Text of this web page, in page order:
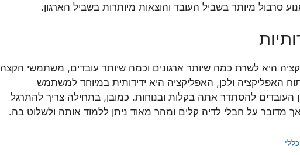
סרבול מיותר בשביל העובד והוצאות מיותרות בשביל הארגון.
היא לשרת כמה שיותר ארגונים וכמה שיותר עובדים, משתמשי הקצה
האפליקציה ולכן, האפליקציה היא ידידותית במיוחד למשתמש
העובדים להסתדר אתה בקלות ובנוחות. כמובן, בתחילה צריך להתרגל
מדובר על חבלי לדיה קלים ומהר מאוד ניתן ללמוד אותה ולשלוט בה.
כללי